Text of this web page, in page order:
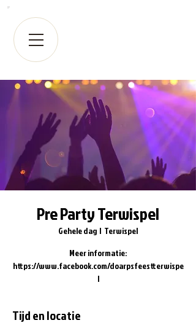
Pre Party Terwispel
Gehele dag
  |
Terwispel
Meer informatie:
https://www.facebook.com/doarpsfeestterwispe
l
Tijd en locatie